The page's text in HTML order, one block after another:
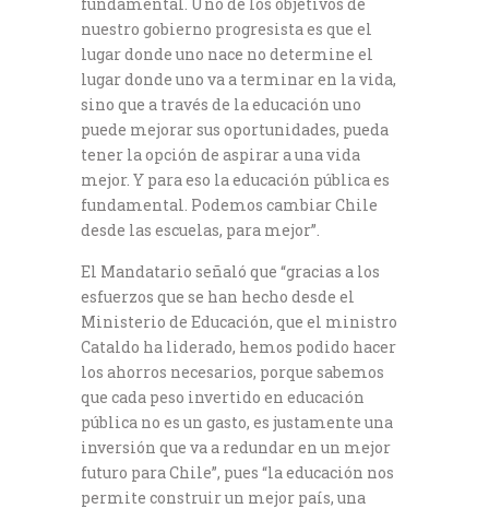
nuestro gobierno progresista es que el
lugar donde uno nace no determine el
lugar donde uno va a terminar en la vida,
sino que a través de la educación uno
puede mejorar sus oportunidades, pueda
tener la opción de aspirar a una vida
mejor. Y para eso la educación pública es
fundamental. Podemos cambiar Chile
desde las escuelas, para mejor”.
El Mandatario señaló que “gracias a los
esfuerzos que se han hecho desde el
Ministerio de Educación, que el ministro
Cataldo ha liderado, hemos podido hacer
los ahorros necesarios, porque sabemos
que cada peso invertido en educación
pública no es un gasto, es justamente una
inversión que va a redundar en un mejor
futuro para Chile”, pues “la educación nos
permite construir un mejor país, una